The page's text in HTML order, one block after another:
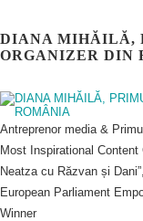
DIANA MIHĂILĂ,
ORGANIZER DIN
Antreprenor media &
Most Inspirational Content
Neatza cu Răzvan și
European Parliament
Winner